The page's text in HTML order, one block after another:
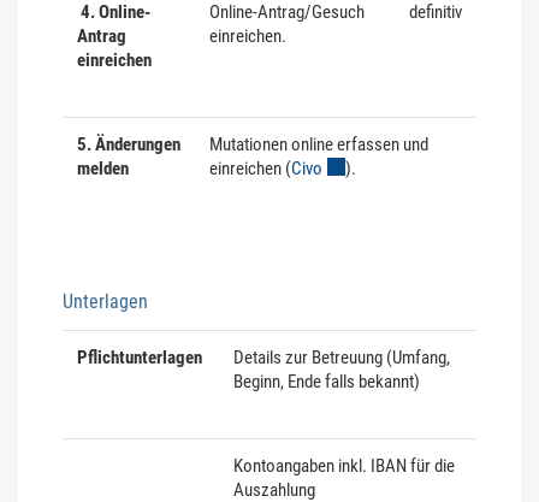
4. Online-
Antrag
einreichen
Online-Antrag/Gesuch definitiv
einreichen.
5. Änderungen
melden
Mutationen online erfassen und
einreichen (Civo Externer Link wird in einem
).
Unterlagen
Pflichtunterlagen
Details zur Betreuung (Umfang,
Beginn, Ende falls bekannt)
Kontoangaben inkl. IBAN für die
Auszahlung